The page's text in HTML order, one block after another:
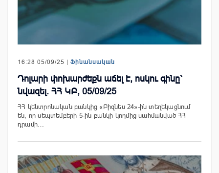
16:28 05/09/25 | Ֆինանսական
Դոլարի փոխարժեքն աճել է, ոսկու գինը՝
նվազել. ՀՀ ԿԲ, 05/09/25
ՀՀ կենտրոնական բանկից «Բիզնես 24»-ին տեղեկացնում
են, որ սեպտեմբերի 5-ին բանկի կողմից սահմանված ՀՀ
դրամի…